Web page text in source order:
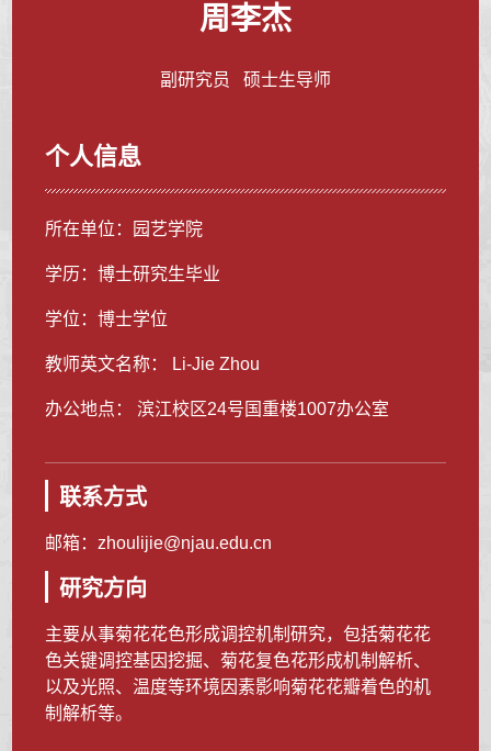
周李杰
副研究员 硕士生导师
个人信息
所在单位：园艺学院
学历：博士研究生毕业
学位：博士学位
教师英文名称： Li-Jie Zhou
办公地点： 滨江校区24号国重楼1007办公室
联系方式
邮箱： zhoulijie@njau.edu.cn
研究方向
主要从事菊花花色形成调控机制研究，包括菊花花
色关键调控基因挖掘、菊花复色花形成机制解析、
以及光照、温度等环境因素影响菊花花瓣着色的机
制解析等。